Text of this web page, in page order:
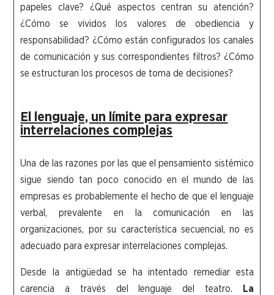
papeles clave? ¿Qué aspectos centran su atención?
¿Cómo se vividos los valores de obediencia y
responsabilidad? ¿Cómo están configurados los canales
de comunicación y sus correspondientes filtros? ¿Cómo
se estructuran los procesos de toma de decisiones?
El lenguaje, un límite para expresar
interrelaciones complejas
Una de las razones por las que el pensamiento sistémico
sigue siendo tan poco conocido en el mundo de las
empresas es probablemente el hecho de que el lenguaje
verbal, prevalente en la comunicación en las
organizaciones, por su característica secuencial, no es
adecuado para expresar interrelaciones complejas.
Desde la antigüedad se ha intentado remediar esta
carencia a través del lenguaje del teatro. La